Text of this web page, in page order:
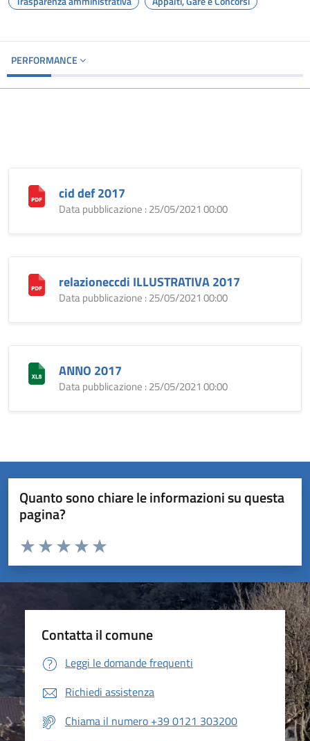
PERFORMANCE
cid def 2017
Data pubblicazione : 25/05/2021 00:00
relazioneccdi ILLUSTRATIVA 2017
Data pubblicazione : 25/05/2021 00:00
ANNO 2017
Data pubblicazione : 25/05/2021 00:00
Quanto sono chiare le informazioni su questa
pagina?
Valuta da 1 a 5 stelle la pagina
Valuta 5 stelle su 5
Valuta 4 stelle su 5
Valuta 3 stelle su 5
Valuta 2 stelle su 5
Valuta 1 stelle su 5
Contatta il comune
Leggi le domande frequenti
Richiedi assistenza
Chiama il numero +39 0121 303200